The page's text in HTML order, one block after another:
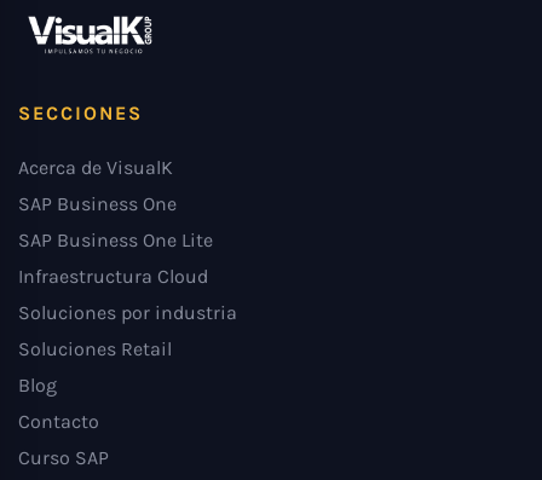
SECCIONES
Acerca de VisualK
SAP Business One
SAP Business One Lite
Infraestructura Cloud
Soluciones por industria
Soluciones Retail
Blog
Contacto
Curso SAP